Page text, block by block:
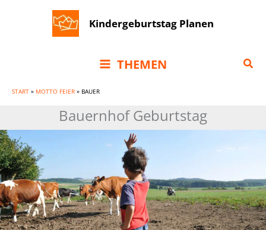
Kindergeburtstag Planen
THEMEN
START » MOTTO FEIER » BAUER
Bauernhof Geburtstag